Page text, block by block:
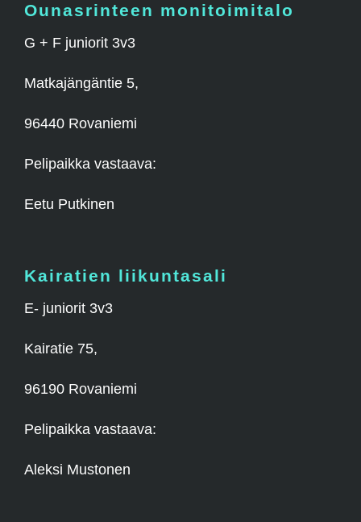
Ounasrinteen monitoimitalo
G + F juniorit 3v3
Matkajängäntie 5,
96440 Rovaniemi
Pelipaikka vastaava:
Eetu Putkinen
Kairatien liikuntasali
E- juniorit 3v3
Kairatie 75,
96190 Rovaniemi
Pelipaikka vastaava:
Aleksi Mustonen